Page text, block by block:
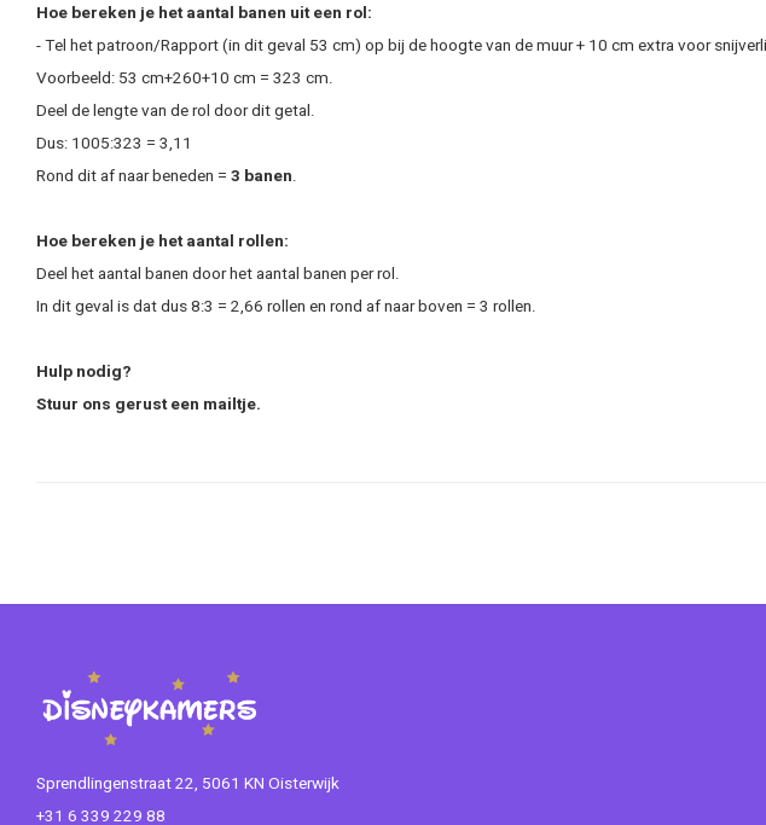
Hoe bereken je het aantal banen uit een rol:
- Tel het patroon/Rapport (in dit geval 53 cm) op bij de hoogte van de muur + 10 cm extra voor
Voorbeeld: 53 cm+260+10 cm = 323 cm.
Deel de lengte van de rol door dit getal.
Dus: 1005:323 = 3,11
Rond dit af naar beneden = 3 banen.
Hoe bereken je het aantal rollen:
Deel het aantal banen door het aantal banen per rol.
In dit geval is dat dus 8:3 = 2,66 rollen en rond af naar boven = 3 rollen.
Hulp nodig?
Stuur ons gerust een mailtje.
Sprendlingenstraat 22, 5061 KN Oisterwijk
+31 6 339 229 88